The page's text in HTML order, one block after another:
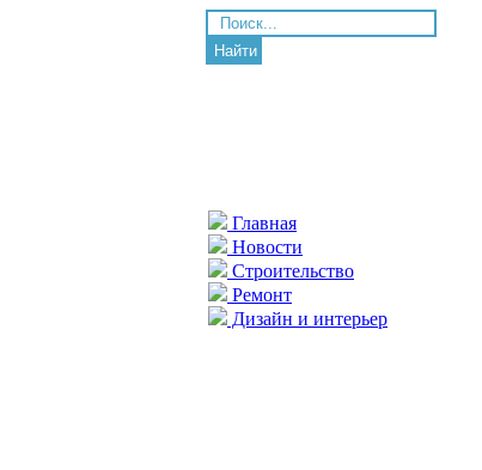
Найти
Главная
Новости
Строительство
Ремонт
Дизайн и интерьер